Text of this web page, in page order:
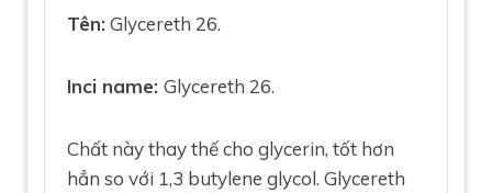
Tên:Glycereth 26.
Inci name: Glycereth 26.
Chất này thay thế cho glycerin, tốt hơn
hẳn so với 1,3 butylene glycol. Glycereth